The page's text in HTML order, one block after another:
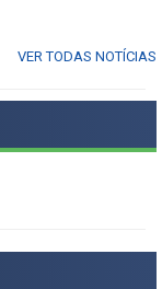
VER TODAS NOTÍCIAS